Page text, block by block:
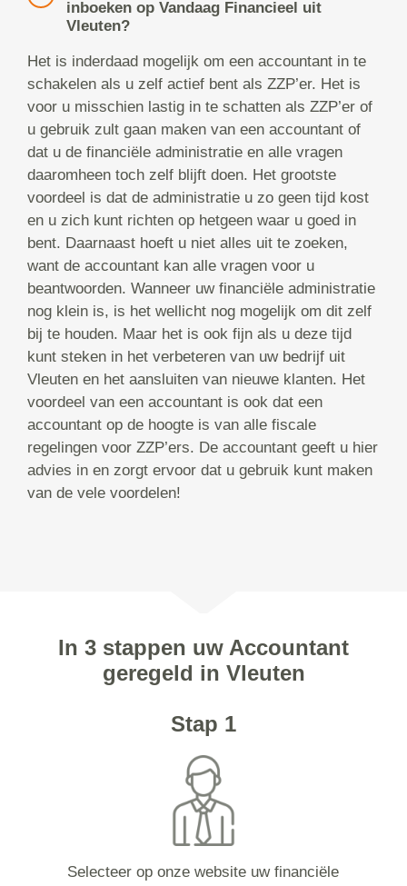
inboeken op Vandaag Financieel uit
Vleuten?
Het is inderdaad mogelijk om een accountant in te
schakelen als u zelf actief bent als ZZP’er. Het is
voor u misschien lastig in te schatten als ZZP’er of
u gebruik zult gaan maken van een accountant of
dat u de financiële administratie en alle vragen
daaromheen toch zelf blijft doen. Het grootste
voordeel is dat de administratie u zo geen tijd kost
en u zich kunt richten op hetgeen waar u goed in
bent. Daarnaast hoeft u niet alles uit te zoeken,
want de accountant kan alle vragen voor u
beantwoorden. Wanneer uw financiële administratie
nog klein is, is het wellicht nog mogelijk om dit zelf
bij te houden. Maar het is ook fijn als u deze tijd
kunt steken in het verbeteren van uw bedrijf uit
Vleuten en het aansluiten van nieuwe klanten. Het
voordeel van een accountant is ook dat een
accountant op de hoogte is van alle fiscale
regelingen voor ZZP’ers. De accountant geeft u hier
advies in en zorgt ervoor dat u gebruik kunt maken
van de vele voordelen!
In 3 stappen uw Accountant
geregeld in Vleuten
Stap 1
Selecteer op onze website uw financiële